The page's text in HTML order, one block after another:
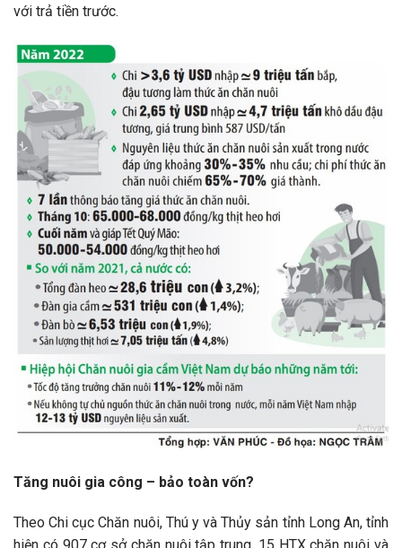
với trả tiền trước.
Tăng nuôi gia công – bảo toàn vốn?
Theo Chi cục Chăn nuôi, Thú y và Thủy sản tỉnh Long An, tỉnh